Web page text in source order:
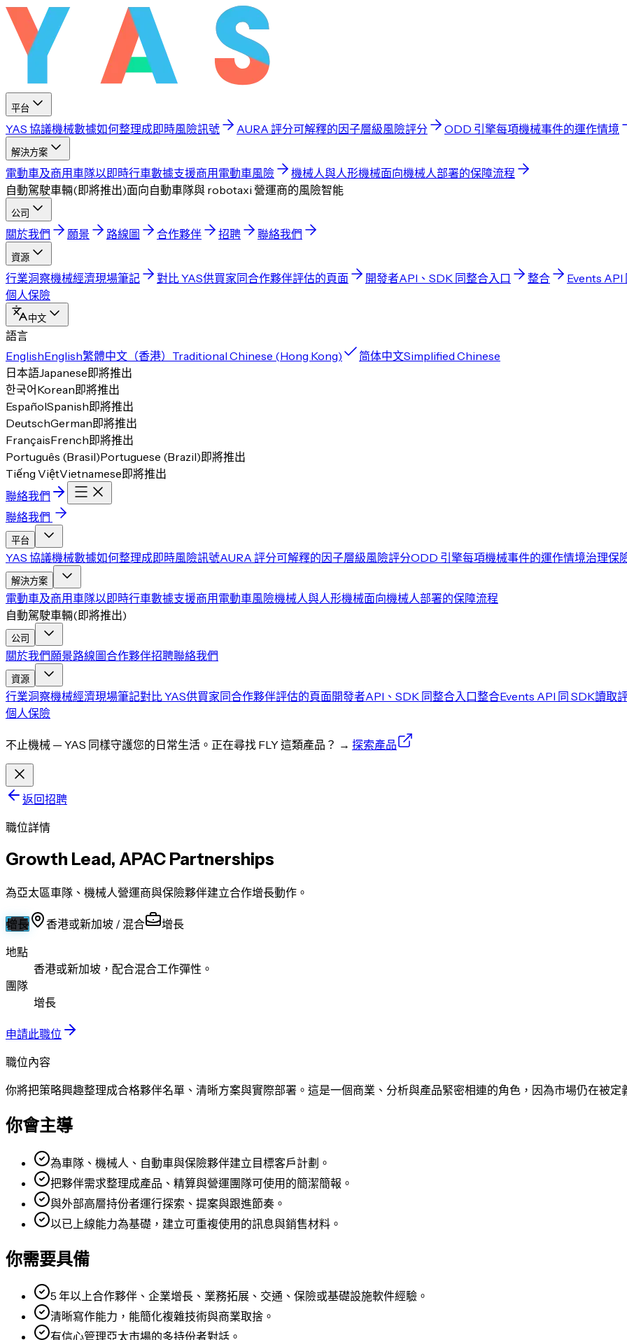
平台
YAS 協議機械數據如何整理成即時風險訊號 AURA 評分可解釋的因子層級風險評分 ODD 引擎每項機械事件的運作情境
解決方案
電動車及商用車隊以即時行車數據支援商用電動車風險 機械人與人形機械面向機械人部署的保障流程
自動駕駛車輛(即將推出)面向自動車隊與 robotaxi 營運商的風險智能
公司
關於我們 願景 路線圖 合作夥伴 招聘 聯絡我們
資源
行業洞察機械經濟現場筆記 對比 YAS供買家同合作夥伴評估的頁面 開發者API、SDK 同整合入口 整合
Events API
個人保險
中文
語言
EnglishEnglish繁體中文（香港） Traditional Chinese (Hong Kong) 简体中文Simplified Chinese
日本語Japanese即將推出
한국어 Korean即將推出
EspañolSpanish即將推出
DeutschGerman即將推出
FrançaisFrench即將推出
Português (Brasil)Portuguese (Brazil)即將推出
Tiếng ViệtVietnamese即將推出
聯絡我們
聯絡我們
平台
YAS 協議機械數據如何整理成即時風險訊號AURA 評分可解釋的因子層級風險評分ODD 引擎每項機械事件的運作情境治理保
解決方案
電動車及商用車隊以即時行車數據支援商用電動車風險機械人與人形機械面向機械人部署的保障流程
自動駕駛車輛(即將推出)
公司
關於我們願景路線圖合作夥伴招聘聯絡我們
資源
行業洞察機械經濟現場筆記對比 YAS供買家同合作夥伴評估的頁面開發者API、SDK 同整合入口整合Events API 同 SDK讀取
個人保險
不止機械 — YAS 同樣守護您的日常生活。正在尋找 FLY 這類產品？ → 探索產品
返回招聘
職位詳情
Growth Lead, APAC Partnerships
為亞太區車隊、機械人營運商與保險夥伴建立合作增長動作。
增長 香港或新加坡 / 混合
增長
地點
香港或新加坡，配合混合工作彈性。
團隊
增長
申請此職位
職位內容
你將把策略興趣整理成合格夥伴名單、清晰方案與實際部署。這是一個商業、分析與產品緊密相連的角色，因為市場仍在被定
你會主導
為車隊、機械人、自動車與保險夥伴建立目標客戶計劃。
把夥伴需求整理成產品、精算與營運團隊可使用的簡潔簡報。
與外部高層持份者運行探索、提案與跟進節奏。
以已上線能力為基礎，建立可重複使用的訊息與銷售材料。
你需要具備
5 年以上合作夥伴、企業增長、業務拓展、交通、保險或基礎設施軟件經驗。
清晰寫作能力，能簡化複雜技術與商業取捨。
有信心管理亞太市場的多持份者對話。